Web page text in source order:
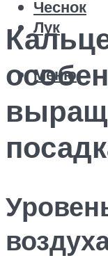
Чеснок
Лук
Меню